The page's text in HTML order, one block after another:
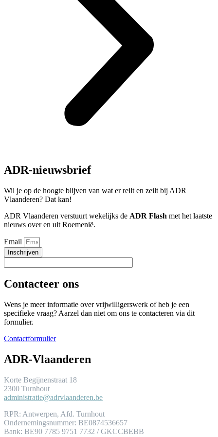
ADR-nieuwsbrief
Wil je op de hoogte blijven van wat er reilt en zeilt bij ADR
Vlaanderen? Dat kan!
ADR Vlaanderen verstuurt wekelijks de ADR Flash met het laatste
nieuws over en uit Roemenië.
Email
Inschrijven
Contacteer ons
Wens je meer informatie over vrijwilligerswerk of heb je een
specifieke vraag? Aarzel dan niet om ons te contacteren via dit
formulier.
Contactformulier
ADR-Vlaanderen
Korte Begijnenstraat 18
2300 Turnhout
administratie@adrvlaanderen.be
RPR: Antwerpen, Afd. Turnhout
Ondernemingsnummer: BE0874536657
Bank: BE90 7785 9751 7732 / GKCCBEBB